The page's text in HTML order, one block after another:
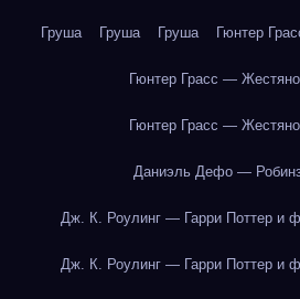
Груша Груша Груша Гюнтер
Гюнтер Грасс —
Гюнтер Грасс —
Даниэль Дефо —
Дж. К. Роулинг — Гарри Поттер и
Дж. К. Роулинг — Гарри Поттер и